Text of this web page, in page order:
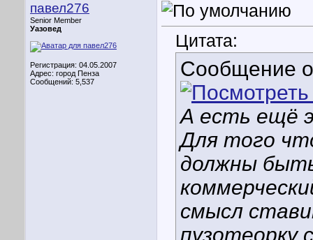
павел276
Senior Member
Уазовед
Регистрация: 04.05.2007
Адрес: город Пенза
Сообщений: 5,537
Цитата:
Сообщение
А есть ещё
Для того
должны
смысл
пузотеорку